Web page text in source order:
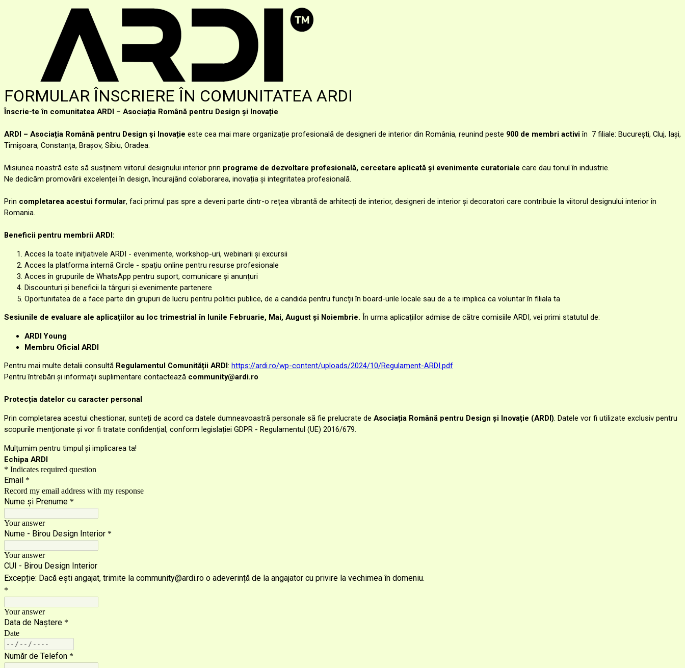
FORMULAR ÎNSCRIERE ÎN COMUNITATEA ARDI
Înscrie-te în comunitatea ARDI – Asociația Română pentru Design și Inovație
ARDI – Asociația Română pentru Design și Inovație este cea mai mare organizație profesională de designeri de interior din România, reunind peste 900 de membri activiîn 7 filiale: București, Cluj, Iași,
Timișoara, Constanța, Brașov, Sibiu, Oradea.
Misiunea noastră este să susținem viitorul designului interior prin programe de dezvoltare profesională, cercetare aplicată și evenimente curatoriale care dau tonul în industrie.
Ne dedicăm promovării excelenței în design, încurajând colaborarea, inovația și integritatea profesională.
Prin completarea acestui formular, faci primul pas spre a deveni parte dintr-o rețea vibrantă de arhitecți de interior, designeri de interior și decoratori care contribuie la viitorul designului interior în
Romania.
Beneficii pentru membrii ARDI:
Acces la toate inițiativele ARDI - evenimente, workshop-uri, webinarii și excursii
Acces la platforma internă Circle - spațiu online pentru resurse profesionale
Acces în grupurile de WhatsApp pentru suport, comunicare și anunțuri
Discounturi și beneficii la târguri și evenimente partenere
Oportunitatea de a face parte din grupuri de lucru pentru politici publice, de a candida pentru funcții în board-urile locale sau de a te implica ca voluntar în filiala ta
Sesiunile de evaluare ale aplicațiilor au loc trimestrial în lunile Februarie, Mai, August și Noiembrie. În urma aplicațiilor admise de către comisiile ARDI, vei primi statutul de:
ARDI Young
Membru Oficial ARDI
Pentru mai multe detalii consultă Regulamentul Comunității ARDI : https://ardi.ro/wp-content/uploads/2024/10/Regulament-ARDI.pdf
Pentru întrebări și informații suplimentare contactează community@ardi.ro
Protecția datelor cu caracter personal
Prin completarea acestui chestionar, sunteți de acord ca datele dumneavoastră personale să fie prelucrate de Asociația Română pentru Design și Inovație (ARDI). Datele vor fi utilizate exclusiv pentru
scopurile menționate și vor fi tratate confidențial, conform legislației GDPR - Regulamentul (UE) 2016/679.
Mulțumim pentru timpul și implicarea ta!
Echipa ARDI
* Indicates required question
Email *
Record my email address with my response
Nume și Prenume *
Your answer
Nume - Birou Design Interior *
Your answer
CUI - Birou Design Interior
Excepție: Dacă ești angajat, trimite la community@ardi.ro o adeverință de la angajator cu privire la vechimea în domeniu.
*
Your answer
Data de Naștere *
Date
Număr de Telefon *